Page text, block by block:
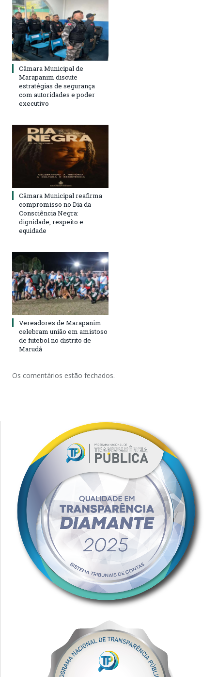
Câmara Municipal de
Marapanim discute
estratégias de segurança
com autoridades e poder
executivo
Câmara Municipal reafirma
compromisso no Dia da
Consciência Negra:
dignidade, respeito e
equidade
Vereadores de Marapanim
celebram união em amistoso
de futebol no distrito de
Marudá
Os comentários estão fechados.